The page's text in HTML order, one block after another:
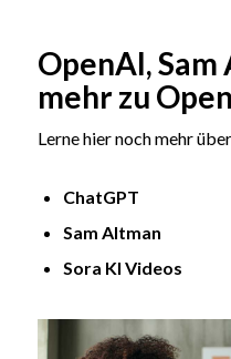
OpenAI, Sam
mehr zu
Lerne hier noch mehr
ChatGPT
Sam Altman
Sora KI Videos